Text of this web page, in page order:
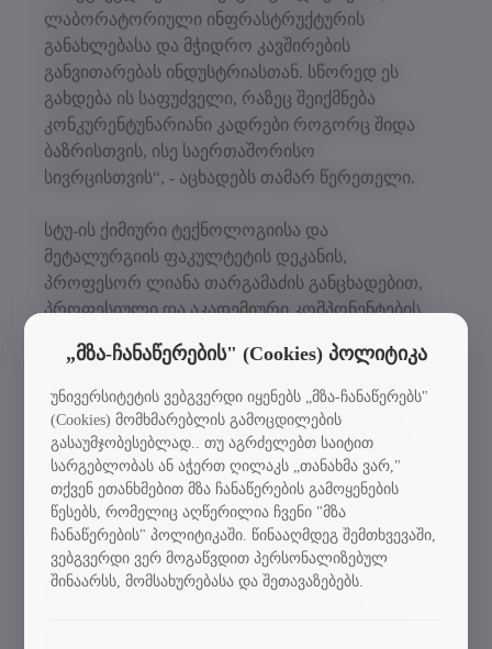
ლაბორატორიული ინფრასტრუქტურის
განახლებასა და მჭიდრო კავშირების
განვითარებას ინდუსტრიასთან. სწორედ ეს
გახდება ის საფუძველი, რაზეც შეიქმნება
კონკურენტუნარიანი კადრები როგორც შიდა
ბაზრისთვის, ისე საერთაშორისო
სივრცისთვის“, - აცხადებს თამარ წერეთელი.
სტუ-ის ქიმიური ტექნოლოგიისა და
მეტალურგიის ფაკულტეტის დეკანის,
პროფესორ ლიანა თარგამაძის განცხადებით,
პროფესიული და აკადემიური კომპონენტების
უნივერსიტეტის ერთ-ერთი პრიორიტეტული
ამოცანა, განსაკუთრებით მნიშვნელოვანია იმ
ფაკულტეტებისთვის, რომელთა საგნობრივი
არეალი პირდაპირ უკავშირდება ინდუსტრიულ
სექტორს.
„პროფესიული განათლების განვითარებასა და
ინტეგრაციას, ტექნიკური უმაღლესი
განათლების სისტემაში, სტრატეგიული
„მზა-ჩანაწერების" (Cookies) პოლიტიკა
უნივერსიტეტის ვებგვერდი იყენებს „მზა-ჩანაწერებს"
(Cookies) მომხმარებლის გამოცდილების
გასაუმჯობესებლად.. თუ აგრძელებთ საიტით
სარგებლობას ან აჭერთ ღილაკს „თანახმა ვარ,"
თქვენ ეთანხმებით მზა ჩანაწერების გამოყენების
წესებს, რომელიც აღწერილია ჩვენი "მზა
ჩანაწერების" პოლიტიკაში. წინააღმდეგ შემთხვევაში,
ვებგვერდი ვერ მოგაწვდით პერსონალიზებულ
შინაარსს, მომსახურებასა და შეთავაზებებს.